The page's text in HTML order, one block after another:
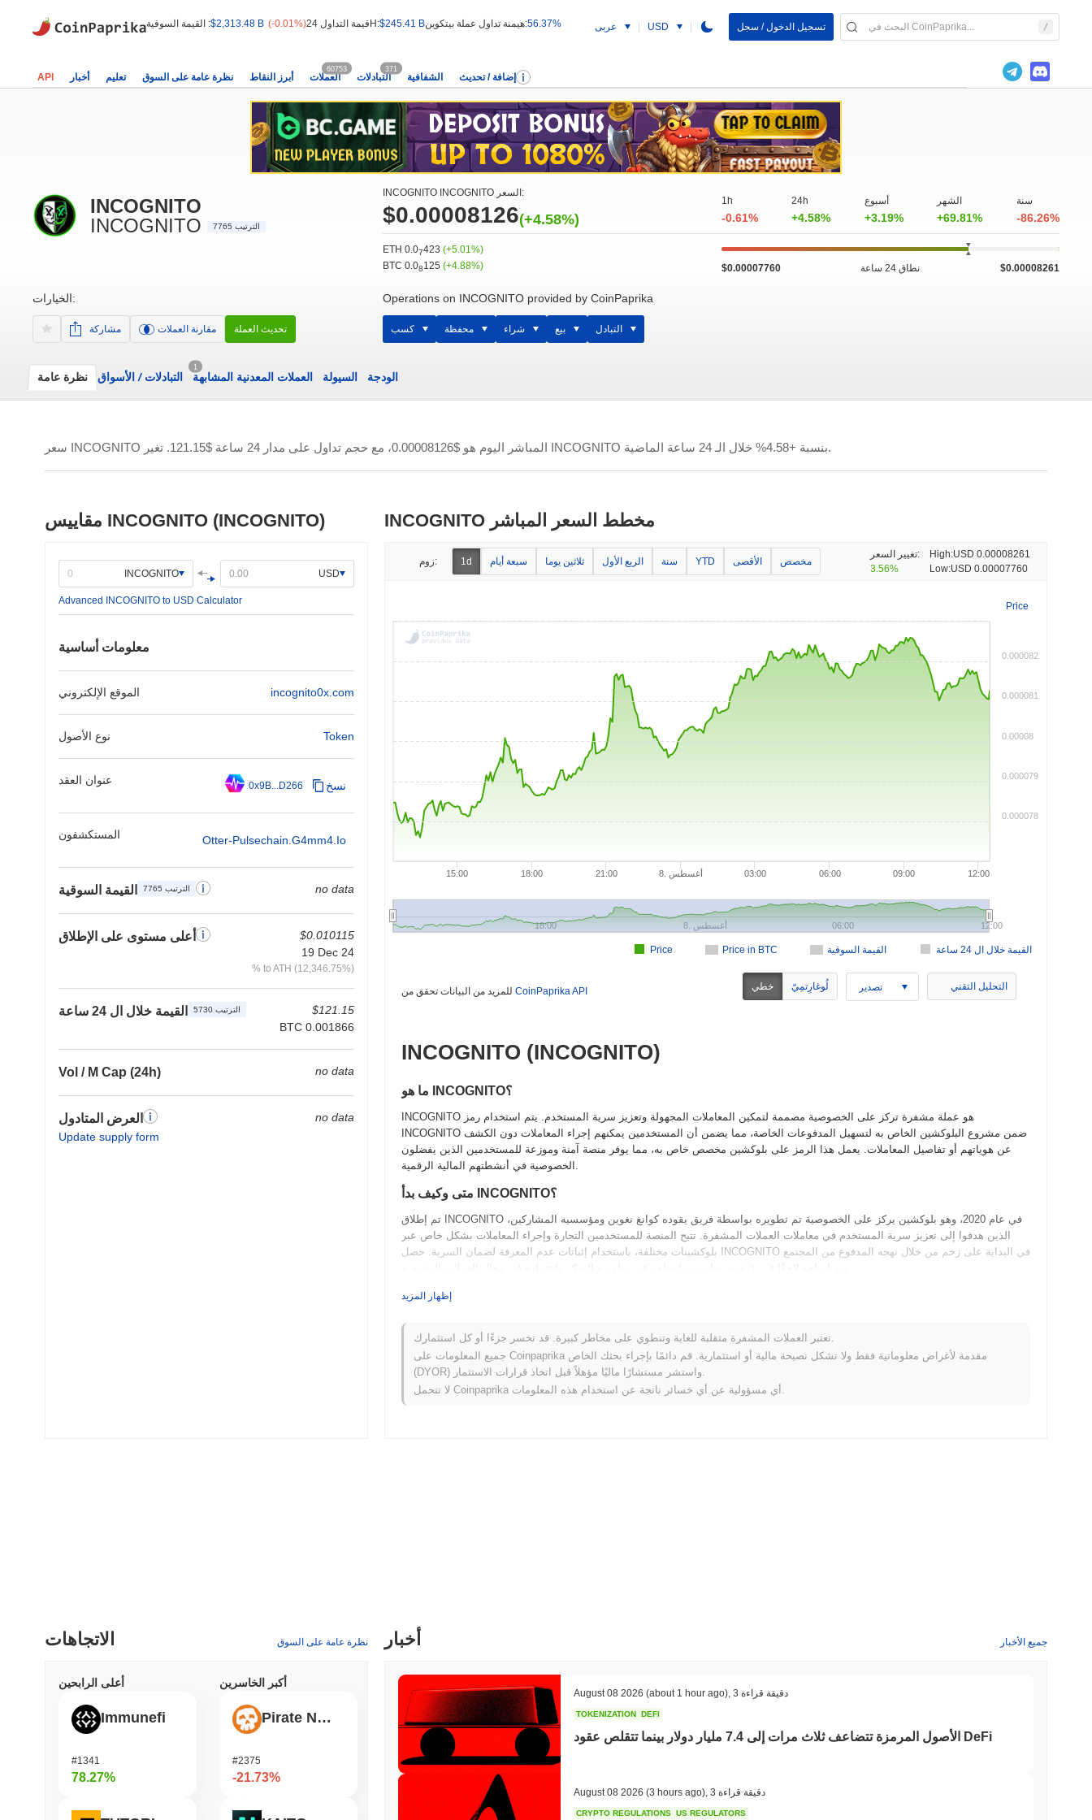
القيمة السوقية :$2,313.48 B (-0.01%) قيمة التداول 24H:$245.41 B هيمنة تداول عملة بيتكوين:56.37% عربى USD تسجيل الدخول / سجل
API أخبار تعليم نظرة عامة على السوق أبرز النقاط العملات
60753
التبادلات
371
الشفافية إضافة / تحديث
INCOGNITO
INCOGNITO
الترتيب 7765
الخيارات:
مشاركة مقارنة العملات تحديث العملة
INCOGNITO INCOGNITO السعر:
$0.00008126(+4.58%)
1h
-0.61%
24h
+4.58%
أسبوع
+3.19%
الشهر
+69.81%
سنة
-86.26%
ETH 0.07423(+5.01%)
BTC 0.08125(+4.88%) $0.00007760 نطاق 24 ساعة $0.00008261
Operations on INCOGNITO provided by CoinPaprika
كسب محفظة شراء بيع التبادل
نظرة عامة التبادلات/ الأسواق
1
العملات المعدنية المشابهة السيولة الودجة
سعر INCOGNITO المباشر اليوم هو $0.00008126 ، مع حجم تداول على مدار 24 ساعة $121.15 . تغير INCOGNITO بنسبة +4.58% خلال الـ 24 ساعة الماضية.
مقاييس INCOGNITO (INCOGNITO)
INCOGNITO USD
Advanced INCOGNITO to USD Calculator
معلومات أساسية
الموقع الإلكتروني incognito0x.com
نوع الأصول Token
عنوان العقد 0x9B...D266 نسخ
المستكشفون Otter-Pulsechain.g4mm4.io
القيمة السوقية الترتيب 7765 no data
أعلى مستوى على الإطلاق
$0.010115
19 Dec 24
% to ATH (12,346.75%)
القيمة خلال ال 24 ساعة الترتيب 5730
$121.15
BTC 0.001866
Vol / M Cap (24h) no data
العرض المتادول
Update supply form
no data
INCOGNITO مخطط السعر المباشر
زوم: 1d سبعة أيام ثلاثين يوما الربع الأول سنة YTD الأقصى مخصص
تغيير السعر:
3.56%
High:USD 0.00008261
Low:USD 0.00007760
Price
Price in BTC القيمة السوقية القيمة خلال ال 24 ساعة Price
15:00 18:00 21:00 8. أغسطس 03:00 06:00 09:00 12:00
18:00 8. أغسطس 06:00 12:00
0.000078
0.000079
0.00008
0.000081
0.000082
CoinPaprika API خطي لُوغارِتمِيّ تصدير التحليل التقني
INCOGNITO (INCOGNITO)
ما هو INCOGNITO؟
INCOGNITO هو عملة مشفرة تركز على الخصوصية مصممة لتمكين المعاملات المجهولة وتعزيز سرية المستخدم. يتم استخدام رمز
INCOGNITO ضمن مشروع البلوكشين الخاص به لتسهيل المدفوعات الخاصة، مما يضمن أن المستخدمين يمكنهم إجراء المعاملات دون الكشف
عن هوياتهم أو تفاصيل المعاملات. يعمل هذا الرمز على بلوكشين مخصص خاص به، مما يوفر منصة آمنة وموزعة للمستخدمين الذين يفضلون
الخصوصية في أنشطتهم المالية الرقمية.
متى وكيف بدأ INCOGNITO؟
تم إطلاق INCOGNITO في عام 2020، وهو بلوكشين يركز على الخصوصية تم تطويره بواسطة فريق يقوده كوانغ نغوين ومؤسسيه المشاركين،
الذين هدفوا إلى تعزيز سرية المستخدم في معاملات العملات المشفرة. تتيح المنصة للمستخدمين التجارة وإجراء المعاملات بشكل خاص عبر
بلوكشينات مختلفة، باستخدام إثباتات عدم المعرفة لضمان السرية. حصل INCOGNITO في البداية على زخم من خلال نهجه المدفوع من المجتمع
يستعد INCOGNITO لتحقيق تقدم كبير حيث يتقدم عبر خارطة الطريق الخاصة به لعام 2024. تشمل الميزات القادمة بروتوكولات خصوصية
محسّنة ودمج المزيد من خدمات التمويل اللامركزي (DeFi)، بهدف توسيع تفاعل المستخدمين وفائدتهم. تخطط المجتمع لاستضافة سلسلة من
ورش العمل لتثقيف المستخدمين حول هذه الوظائف الجديدة، مما يعزز نظامًا بيئيًا أكثر وعيًا ونشاطًا. مع التركيز على القابلية للتوسع وتجربة
ما الذي يميز INCOGNITO؟
من المستخدمين. تشير التحديثات الأخيرة من المطورين إلى أن المشروع ليس غير نشط أو مهجور، مما يحافظ على صلته في مجال العملات
لمن تم تصميم INCOGNITO؟
تم تصميم INCOGNITO للمستخدمين الذين يهتمون بالخصوصية والذين يسعون لتعزيز معاملات العملات المشفرة الخاصة بهم. تشمل الجمهور
المستهدف المستثمرين، ومستخدمي DeFi، والمطورين الذين يفضلون السرية والأمان في تفاعلاتهم مع الأصول الرقمية. تعزز المنصة مجتمعًا من
الأفراد والشركات الذين يتطلعون إلى الانخراط في معاملات خاصة دون المساس بخصوصيتهم المالية.
كيف يتم تأمين INCOGNITO؟
النشطة للمدققين الذين يراهنون على رموزهم للتحقق من المعاملات. لا يضمن هذا الإعداد للمدققين أمان الشبكة فحسب، بل يحفز أيضًا
إظهار المزيد
تعتبر العملات المشفرة متقلبة للغاية وتنطوي على مخاطر كبيرة. قد تخسر جزءًا أو كل استثمارك.
جميع المعلومات على Coinpaprika مقدمة لأغراض معلوماتية فقط ولا تشكل نصيحة مالية أو استثمارية. قم دائمًا بإجراء بحثك الخاص
الاتجاهات نظرة عامة على السوق
أعلى الرابحين
Immunefi
#1341
78.27%
أكبر الخاسرين
Pirate Nation Token
#2375
-21.73%
أخبار جميع الأخبار
August 08 2026 (about 1 hour ago) 3 دقيقة قراءة
TOKENIZATION DEFI
الأصول المرمزة تتضاعف ثلاث مرات إلى 7.4 مليار دولار بينما تتقلص عقود DeFi
August 08 2026 (3 hours ago) 3 دقيقة قراءة
CRYPTO REGULATIONS US REGULATORS